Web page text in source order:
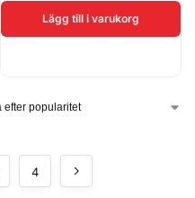
Lägg till i varukorg
4